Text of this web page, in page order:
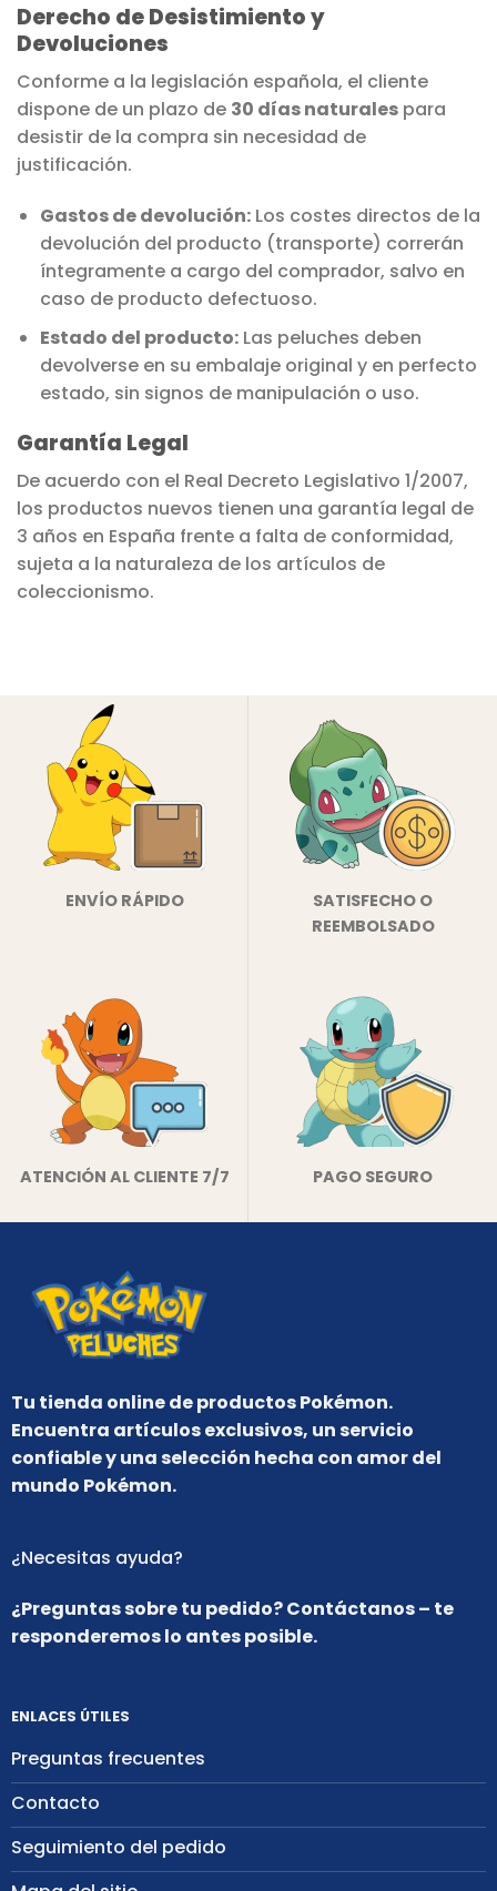
Derecho de Desistimiento y
Devoluciones
Conforme a la legislación española, el cliente
dispone de un plazo de 30 días naturales para
desistir de la compra sin necesidad de
justificación.
Gastos de devolución:Los costes directos de la
devolución del producto (transporte) correrán
íntegramente a cargo del comprador, salvo en
caso de producto defectuoso.
Estado del producto:Las peluches deben
devolverse en su embalaje original y en perfecto
estado, sin signos de manipulación o uso.
Garantía Legal
De acuerdo con el Real Decreto Legislativo 1/2007,
los productos nuevos tienen una garantía legal de
3 años en España frente a falta de conformidad,
sujeta a la naturaleza de los artículos de
coleccionismo.
ENVÍO RÁPIDO
SATISFECHO O
REEMBOLSADO
ATENCIÓN AL CLIENTE 7/7 PAGO SEGURO
Tu tienda online de productos Pokémon.
Encuentra artículos exclusivos, un servicio
confiable y una selección hecha con amor del
mundo Pokémon.
ENLACES ÚTILES
Preguntas frecuentes
Contacto
Seguimiento del pedido
¿Necesitas ayuda?
¿Preguntas sobre tu pedido? Contáctanos – te
responderemos lo antes posible.